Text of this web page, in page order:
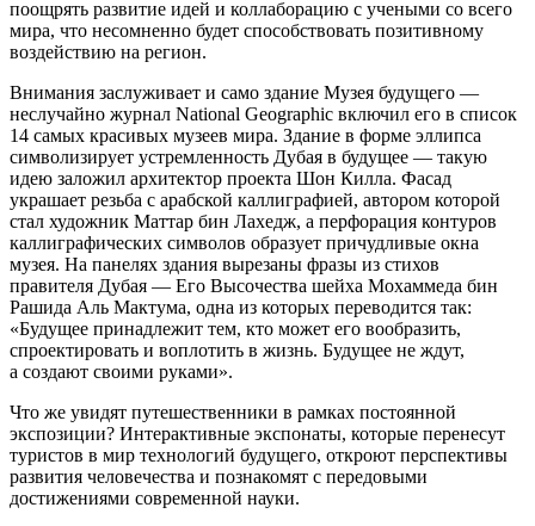
поощрять развитие идей и коллаборацию с учеными со всего
мира, что несомненно будет способствовать позитивному
воздействию на регион.
Внимания заслуживает и само здание Музея будущего —
неслучайно журнал National Geographic включил его в список
14 самых красивых музеев мира. Здание в форме эллипса
символизирует устремленность Дубая в будущее — такую
идею заложил архитектор проекта Шон Килла. Фасад
украшает резьба с арабской каллиграфией, автором которой
стал художник Маттар бин Лахедж, а перфорация контуров
каллиграфических символов образует причудливые окна
музея. На панелях здания вырезаны фразы из стихов
правителя Дубая — Его Высочества шейха Мохаммеда бин
Рашида Аль Мактума, одна из которых переводится так:
«Будущее принадлежит тем, кто может его вообразить,
спроектировать и воплотить в жизнь. Будущее не ждут,
а создают своими руками».
Что же увидят путешественники в рамках постоянной
экспозиции? Интерактивные экспонаты, которые перенесут
туристов в мир технологий будущего, откроют перспективы
развития человечества и познакомят с передовыми
достижениями современной науки.